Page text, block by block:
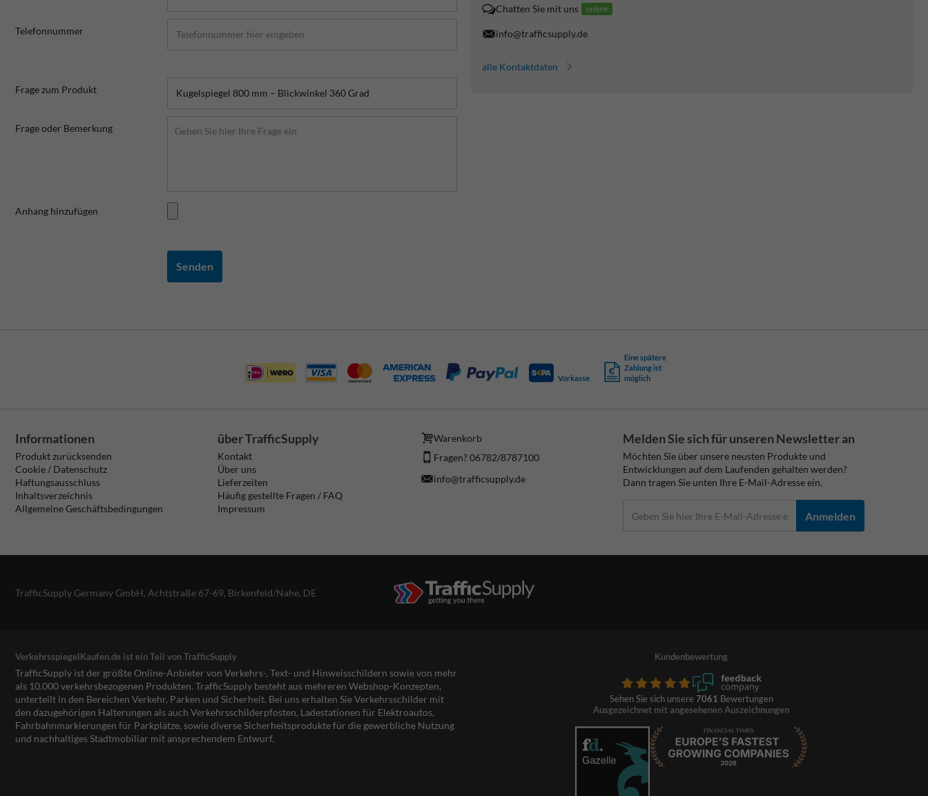
Telefonnummer
Frage zum Produkt
Frage oder Bemerkung
Anhang hinzufügen
Senden
Chatten Sie mit uns online
info@trafficsupply.de
alle Kontaktdaten
Vorkasse
Eine spätere
Zahlung ist
möglich
Informationen
Produkt zurücksenden
Cookie / Datenschutz
Haftungsausschluss
Inhaltsverzeichnis
Allgemeine Geschäftsbedingungen
über TrafficSupply
Kontakt
Über uns
Lieferzeiten
Häufig gestellte Fragen / FAQ
Impressum
Warenkorb
Fragen? 06782/8787100
info@trafficsupply.de
Melden Sie sich für unseren Newsletter an
Möchten Sie über unsere neusten Produkte und
Entwicklungen auf dem Laufenden gehalten werden?
Dann tragen Sie unten Ihre E-Mail-Adresse ein.
Anmelden
TrafficSupply Germany GmbH, Achtstraße 67-69, Birkenfeld/Nahe, DE
VerkehrsspiegelKaufen.de ist ein Teil von TrafficSupply
TrafficSupply ist der größte Online-Anbieter von Verkehrs-, Text- und Hinweisschildern sowie von mehr
als 10.000 verkehrsbezogenen Produkten. TrafficSupply besteht aus mehreren Webshop-Konzepten,
unterteilt in den Bereichen Verkehr, Parken und Sicherheit. Bei uns erhalten Sie Verkehrsschilder mit
den dazugehörigen Halterungen als auch Verkehrsschilderpfosten, Ladestationen für Elektroautos,
Fahrbahnmarkierungen für Parkplätze, sowie diverse Sicherheitsprodukte für die gewerbliche Nutzung
und nachhaltiges Stadtmobiliar mit ansprechendem Entwurf.
Kundenbewertung
Sehen Sie sich unsere 7061 Bewertungen
Ausgezeichnet mit angesehenen Auszeichnungen